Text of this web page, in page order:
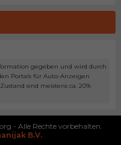
gegeben und wird durch
Portals für Auto-Anzeigen
sind meistens ca. 20%
- Alle Rechte vorbehalten.
B.V.